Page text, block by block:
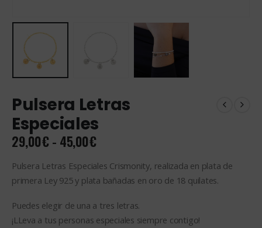
Pulsera Letras
Especiales
29,00€ - 45,00€Rango
precios:
desde
hasta
45,00€
Pulsera Letras Especiales Crismonity, realizada en plata de
primera Ley 925 y plata bañadas en oro de 18 quilates.
Puedes elegir de una a tres letras.
¡LLeva a tus personas especiales siempre contigo!